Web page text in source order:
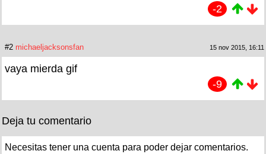
-2
#2 michaeljacksonsfan 15 nov 2015, 16:11
vaya mierda gif
-9
Deja tu comentario
Necesitas tener una cuenta para poder dejar comentarios.